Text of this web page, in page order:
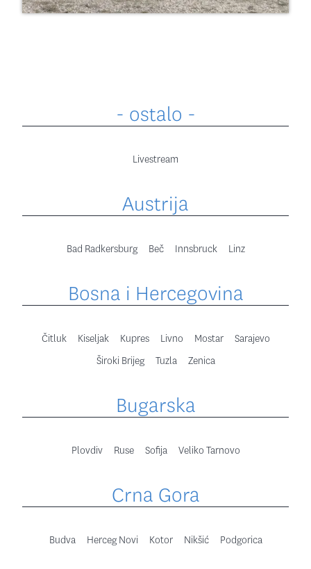
- ostalo -
Livestream
Austrija
Bad Radkersburg Beč Innsbruck Linz
Bosna i Hercegovina
Čitluk Kiseljak Kupres Livno Mostar
Sarajevo
Široki Brijeg
Tuzla Zenica
Bugarska
Plovdiv Ruse Sofija Veliko Tarnovo
Crna Gora
Budva Herceg Novi Kotor Nikšić Podgorica